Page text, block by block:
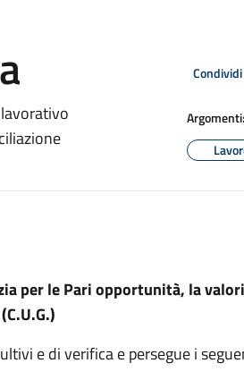
Condividi
Argomenti:
per le Pari opportunità, la
e di verifica e persegue i